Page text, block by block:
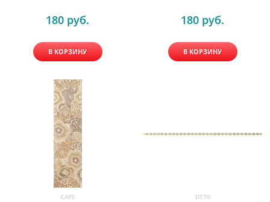
180 руб.
В КОРЗИНУ
180 руб.
В КОРЗИНУ
CAF5 DT70